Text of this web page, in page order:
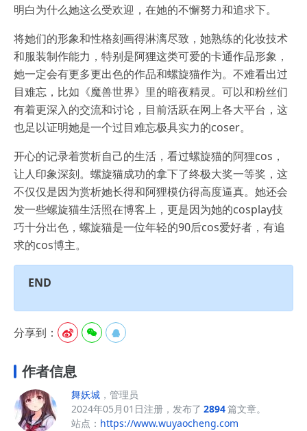
明白为什么她这么受欢迎，在她的不懈努力和追求下。
将她们的形象和性格刻画得淋漓尽致，她熟练的化妆技术
和服装制作能力，特别是阿狸这类可爱的卡通作品形象，
她一定会有更多更出色的作品和螺旋猫作为。不难看出过
目难忘，比如《魔兽世界》里的暗夜精灵。可以和粉丝们
有着更深入的交流和讨论，目前活跃在网上各大平台，这
也足以证明她是一个过目难忘极具实力的coser。
开心的记录着赏析自己的生活，看过螺旋猫的阿狸cos，
让人印象深刻。螺旋猫成功的拿下了终极大奖一等奖，这
不仅仅是因为赏析她长得和阿狸模仿得高度逼真。她还会
发一些螺旋猫生活照在博客上，更是因为她的cosplay技
巧十分出色，螺旋猫是一位年轻的90后cos爱好者，有追
求的cos博主。
END
分享到：   
作者信息
舞妖城 ，管理员
2024年05月01日注册，发布了 2894篇文章。
站点： https://www.wuyaocheng.com